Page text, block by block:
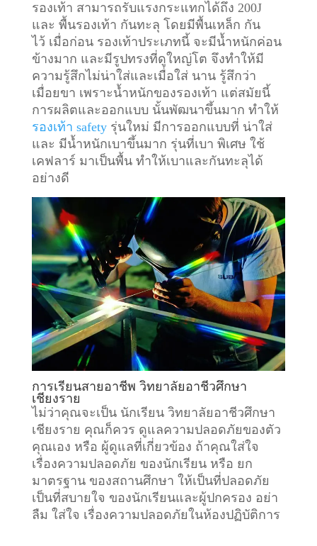
รองเท้า สามารถรับแรงกระแทกได้ถึง 200J
และ พื้นรองเท้า กันทะลุ โดยมีพื้นเหล็ก กัน
ไว้ เมื่อก่อน รองเท้าประเภทนี้ จะมีน้ำหนักค่อน
ข้างมาก และมีรูปทรงที่ดูใหญ่โต จึงทำให้มี
ความรู้สึกไม่น่าใส่และเมื่อใส่ นาน รู้สึกว่า
เมื่อยขา เพราะน้ำหนักของรองเท้า แต่สมัยนี้
การผลิตและออกแบบ นั้นพัฒนาขึ้นมาก ทำให้
รองเท้า safetyรุ่นใหม่ มีการออกแบบที่ น่าใส่
และ มีน้ำหนักเบาขึ้นมาก รุ่นที่เบา พิเศษ ใช้
เคฟลาร์ มาเป็นพื้น ทำให้เบาและกันทะลุได้
อย่างดี
การเรียนสายอาชีพ วิทยาลัยอาชีวศึกษา
เชียงราย
ไม่ว่าคุณจะเป็น นักเรียน วิทยาลัยอาชีวศึกษา
เชียงราย คุณก็ควร ดูแลความปลอดภัยของตัว
คุณเอง หรือ ผู้ดูแลที่เกี่ยวข้อง ถ้าคุณใส่ใจ
เรื่องความปลอดภัย ของนักเรียน หรือ ยก
มาตรฐาน ของสถานศึกษา ให้เป็นที่ปลอดภัย
เป็นที่สบายใจ ของนักเรียนและผู้ปกครอง อย่า
ลืม ใส่ใจ เรื่องความปลอดภัยในห้องปฏิบัติการ